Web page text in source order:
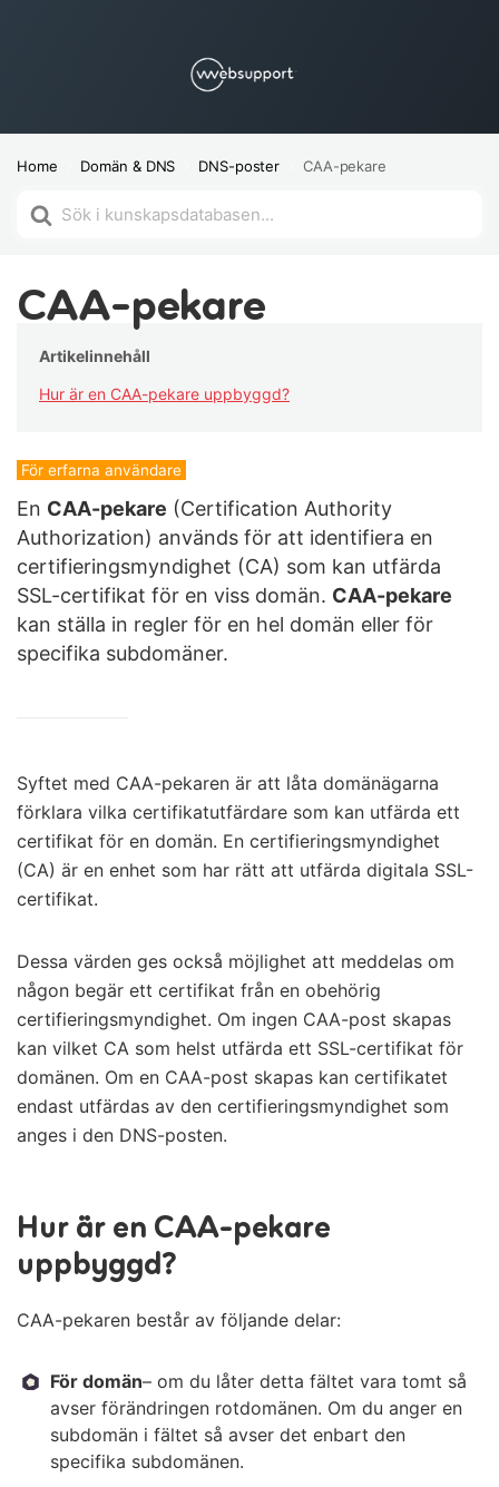
Home Domän & DNS DNS-poster CAA-pekare
Söker
CAA-pekare
Artikelinnehåll
Hur är en CAA-pekare uppbyggd?
För erfarna användare
En CAA-pekare (Certification Authority
Authorization) används för att identifiera en
certifieringsmyndighet (CA) som kan utfärda
SSL-certifikat för en viss domän. CAA-pekare
kan ställa in regler för en hel domän eller för
specifika subdomäner.
Syftet med CAA-pekaren är att låta domänägarna
förklara vilka certifikatutfärdare som kan utfärda ett
certifikat för en domän. En certifieringsmyndighet
(CA) är en enhet som har rätt att utfärda digitala SSL-
certifikat.
Dessa värden ges också möjlighet att meddelas om
någon begär ett certifikat från en obehörig
certifieringsmyndighet. Om ingen CAA-post skapas
kan vilket CA som helst utfärda ett SSL-certifikat för
domänen. Om en CAA-post skapas kan certifikatet
endast utfärdas av den certifieringsmyndighet som
anges i den DNS-posten.
Hur är en CAA-pekare
uppbyggd?
CAA-pekaren består av följande delar:
För domän– om du låter detta fältet vara tomt så
avser förändringen rotdomänen. Om du anger en
subdomän i fältet så avser det enbart den
specifika subdomänen.